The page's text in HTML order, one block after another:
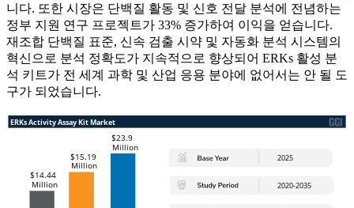
니다. 또한 시장은 단백질 활동 및 신호 전달 분석에 전념하는
정부 지원 연구 프로젝트가 33% 증가하여 이익을 얻습니다.
재조합 단백질 표준, 신속 검출 시약 및 자동화 분석 시스템의
혁신으로 분석 정확도가 지속적으로 향상되어 ERKs 활성 분
석 키트가 전 세계 과학 및 산업 응용 분야에 없어서는 안 될 도
구가 되었습니다.